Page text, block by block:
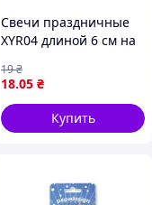
Свечи праздничные
XYR04 длиной 6 см на
18.05 ₴
19₴
Купить